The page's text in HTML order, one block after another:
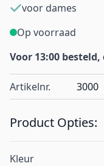
voor dames
Op voorraad
Voor 13:00
Artikelnr. 3000
Product Opties:
Kleur